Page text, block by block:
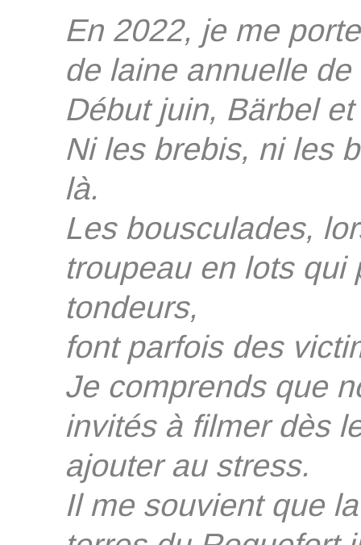
En 2022, je me
de laine annuelle
Début juin, Bärbel
Ni les brebis, ni les
là.
Les bousculades,
troupeau en lots qui
tondeurs,
font parfois des
Je comprends que
invités à filmer dès
ajouter au stress.
Il me souvient que